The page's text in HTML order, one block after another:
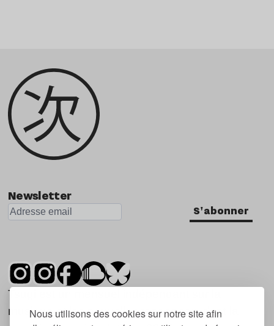
Nous utilisons des cookies sur notre site afin
Newsletter
S'abonner
Tsugi est un mensuel indépendant sur la
musique et les nouvelles tendances, dont la